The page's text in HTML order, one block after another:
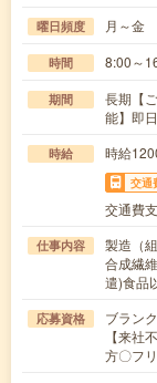
曜日頻度 月～金
時間 8:00～
期間
長期【
能】即
時給 時給
交通
交通費
仕事内容
製造（
合成繊
遣)食品
応募資格
ブラン
【来社
方〇フ